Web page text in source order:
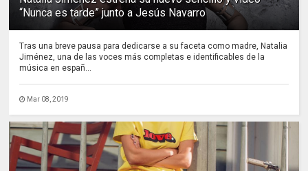
“Nunca es tarde” junto a Jesús Navarro
Tras una breve pausa para dedicarse a su faceta como madre, Natalia
Jiménez, una de las voces más completas e identificables de la
música en españ...
Mar 08, 2019